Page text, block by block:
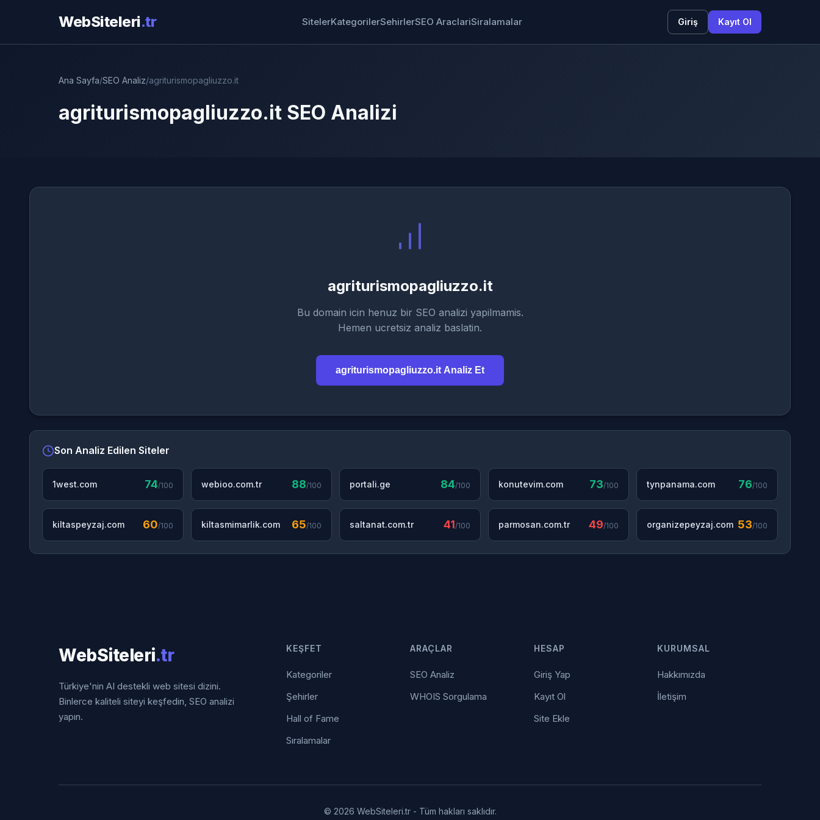
WebSiteleri.tr SitelerKategorilerSehirlerSEO AraclariSiralamalar Giriş Kayıt Ol
Ana Sayfa/SEO Analiz/agriturismopagliuzzo.it
agriturismopagliuzzo.it SEO Analizi
agriturismopagliuzzo.it
Bu domain icin henuz bir SEO analizi yapilmamis.
Hemen ucretsiz analiz baslatin.
agriturismopagliuzzo.it Analiz Et
Son Analiz Edilen Siteler
1west.com 74/100 webioo.com.tr 88/100 portali.ge 84/100 konutevim.com 73/100 tynpanama.com 76/100
kiltaspeyzaj.com 60/100 kiltasmimarlik.com 65/100 saltanat.com.tr 41/100 parmosan.com.tr 49/100 organizepeyzaj.com 53/100
WebSiteleri.tr
Türkiye'nin AI destekli web sitesi dizini.
Binlerce kaliteli siteyi keşfedin, SEO analizi
yapın.
KEŞFET
Kategoriler
Şehirler
Hall of Fame
Sıralamalar
ARAÇLAR
SEO Analiz
WHOIS Sorgulama
HESAP
Giriş Yap
Kayıt Ol
Site Ekle
KURUMSAL
Hakkımızda
İletişim
© 2026 WebSiteleri.tr - Tüm hakları saklıdır.